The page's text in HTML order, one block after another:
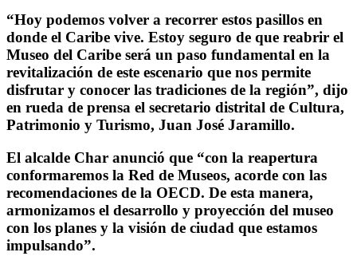
“Hoy podemos volver a recorrer estos pasillos en
donde el Caribe vive. Estoy seguro de que reabrir el
Museo del Caribe será un paso fundamental en la
revitalización de este escenario que nos permite
disfrutar y conocer las tradiciones de la región”, dijo
en rueda de prensa el secretario distrital de Cultura,
Patrimonio y Turismo, Juan José Jaramillo.
El alcalde Char anunció que “con la reapertura
conformaremos la Red de Museos, acorde con las
recomendaciones de la OECD. De esta manera,
armonizamos el desarrollo y proyección del museo
con los planes y la visión de ciudad que estamos
impulsando”.